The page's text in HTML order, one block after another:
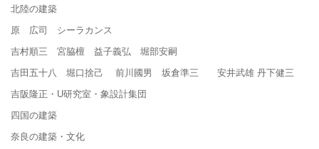
北陸の建築
原 広司 シーラカンス
吉村順三 宮脇檀 益子義弘 堀部安嗣
吉田五十八 堀口捨己 前川國男 坂倉準三 安井武雄 丹下健三
吉阪隆正・U研究室・象設計集団
四国の建築
奈良の建築・文化